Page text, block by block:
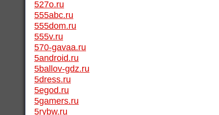
527o.ru
555abc.ru
555dom.ru
555v.ru
570-gavaa.ru
5android.ru
5ballov-gdz.ru
5dress.ru
5egod.ru
5gamers.ru
5rybw.ru